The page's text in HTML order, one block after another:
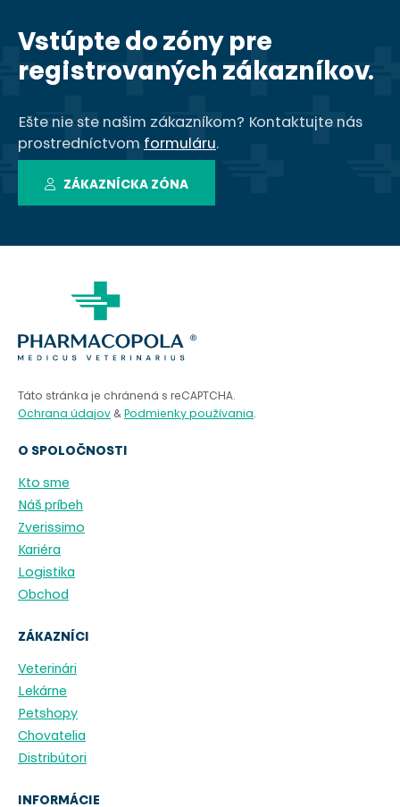
Vstúpte do zóny pre
registrovaných zákazníkov.
Ešte nie ste našim zákazníkom? Kontaktujte nás
prostredníctvom formuláru.
ZÁKAZNÍCKA ZÓNA
Táto stránka je chránená s reCAPTCHA.
Ochrana údajov & Podmienky používania .
O SPOLOČNOSTI
Kto sme
Náš príbeh
Zverissimo
Kariéra
Logistika
Obchod
ZÁKAZNÍCI
Veterinári
Lekárne
Petshopy
Chovatelia
Distribútori
INFORMÁCIE